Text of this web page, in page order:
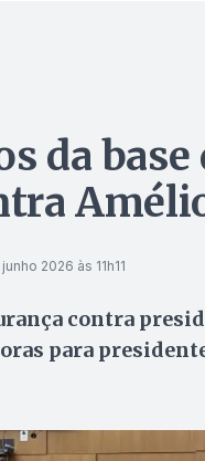
da
2026 às 11h11
contra
para